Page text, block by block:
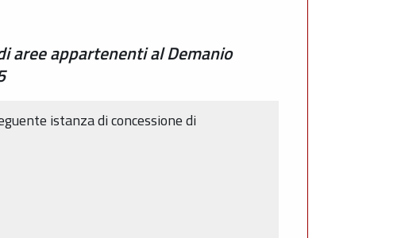
aree appartenenti al Demanio
istanza di concessione di